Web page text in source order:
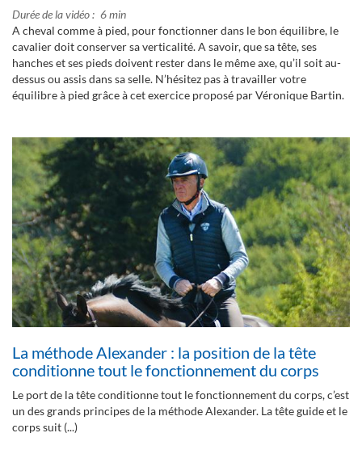
Durée de la vidéo
6 min
A cheval comme à pied, pour fonctionner dans le bon équilibre, le
cavalier doit conserver sa verticalité. A savoir, que sa tête, ses
hanches et ses pieds doivent rester dans le même axe, qu’il soit au-
dessus ou assis dans sa selle. N’hésitez pas à travailler votre
équilibre à pied grâce à cet exercice proposé par Véronique Bartin.
La méthode Alexander : la position de la tête
conditionne tout le fonctionnement du corps
Le port de la tête conditionne tout le fonctionnement du corps, c’est
un des grands principes de la méthode Alexander. La tête guide et le
corps suit (...)